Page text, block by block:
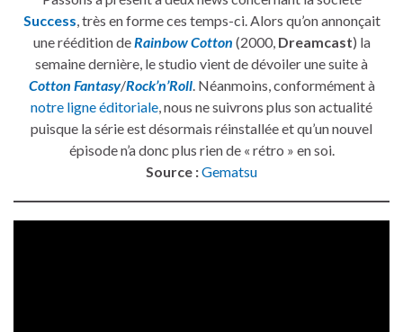
Success , très en forme ces temps-ci. Alors qu’on annonçait
une réédition de Rainbow Cotton (2000, Dreamcast) la
semaine dernière, le studio vient de dévoiler une suite à
Cotton Fantasy/Rock’n’Roll. Néanmoins, conformément à
notre ligne éditoriale , nous ne suivrons plus son actualité
puisque la série est désormais réinstallée et qu’un nouvel
épisode n’a donc plus rien de « rétro » en soi.
Source :Gematsu